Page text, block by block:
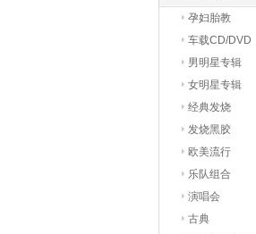
孕妇胎教
车载CD/DVD
男明星专辑
女明星专辑
经典发烧
发烧黑胶
欧美流行
乐队组合
演唱会
古典